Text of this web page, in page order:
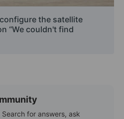
the satellite
“We couldn't find
for answers, ask